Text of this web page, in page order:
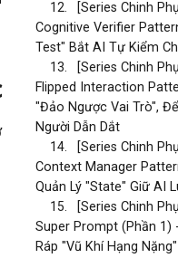
12.
[Series Chinh
Cognitive Verifier
Test" Bắt AI Tự Kiểm
13.
[Series Chinh
Flipped Interaction
"Đảo Ngược Vai Trò",
Người Dẫn Dắt
14.
[Series Chinh
Context Manager
Quản Lý "State" Giữ AI
15.
[Series Chinh
Super Prompt (Phần 1)
Ráp "Vũ Khí Hạng